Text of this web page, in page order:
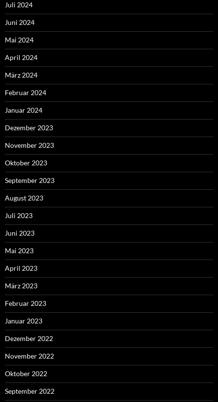
Juli 2024
Juni 2024
Mai 2024
April 2024
März 2024
Februar 2024
Januar 2024
Dezember 2023
November 2023
Oktober 2023
September 2023
August 2023
Juli 2023
Juni 2023
Mai 2023
April 2023
März 2023
Februar 2023
Januar 2023
Dezember 2022
November 2022
Oktober 2022
September 2022